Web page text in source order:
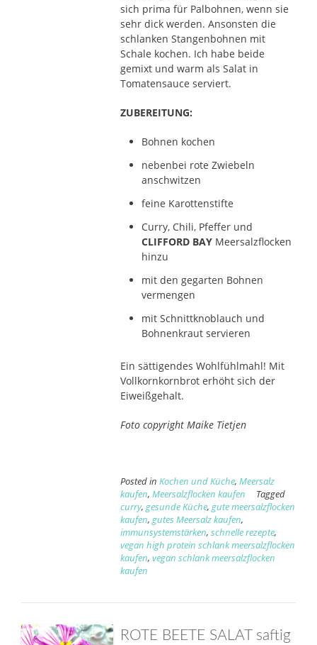
sich prima für Palbohnen, wenn sie
sehr dick werden. Ansonsten die
schlanken Stangenbohnen mit
Schale kochen. Ich habe beide
gemixt und warm als Salat in
Tomatensauce serviert.
ZUBEREITUNG:
Bohnen kochen
nebenbei rote Zwiebeln
anschwitzen
feine Karottenstifte
Curry, Chili, Pfeffer und
CLIFFORD BAYMeersalzflocken
hinzu
mit den gegarten Bohnen
vermengen
mit Schnittknoblauch und
Bohnenkraut servieren
Ein sättigendes Wohlfühlmahl! Mit
Vollkornkornbrot erhöht sich der
Eiweißgehalt.
Foto copyright Maike Tietjen
Posted in Kochen und Küche, Meersalz
kaufen, Meersalzflocken kaufen
Tagged
curry,gesunde Küche,gute meersalzflocken
kaufen,gutes Meersalz kaufen,
immunsystemstärken, schnelle rezepte,
vegan high protein schlank meersalzflocken
kaufen, vegan schlank meersalzflocken
kaufen
ROTE BEETE SALAT saftig